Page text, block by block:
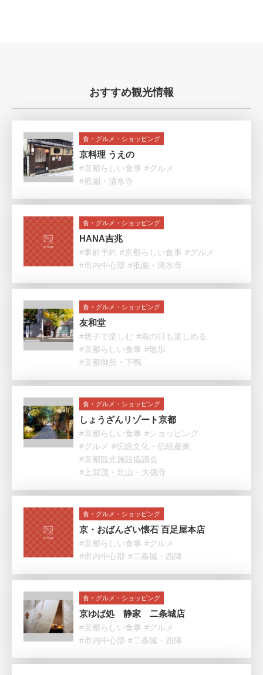
おすすめ観光情報
食・グルメ・ショッピング
京料理 うえの
#京都らしい食事 #グルメ
#祇園・清水寺
食・グルメ・ショッピング
HANA吉兆
#事前予約 #京都らしい食事 #グルメ
#市内中心部 #祇園・清水寺
食・グルメ・ショッピング
友和堂
#親子で楽しむ #雨の日も楽しめる
#京都らしい食事 #散歩
#京都御所・下鴨
食・グルメ・ショッピング
しょうざんリゾート京都
#京都らしい食事 #ショッピング
#グルメ #伝統文化・伝統産業
#京都観光施設協議会
#上賀茂・北山・大徳寺
食・グルメ・ショッピング
京・おばんざい懐石 百足屋本店
#京都らしい食事 #グルメ
#市内中心部 #二条城・西陣
食・グルメ・ショッピング
京ゆば処 静家 二条城店
#京都らしい食事 #グルメ
#市内中心部 #二条城・西陣